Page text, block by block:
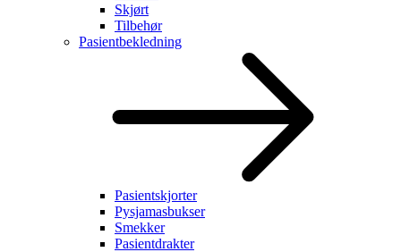
Skjørt
Tilbehør
Pasientbekledning
Pasientskjorter
Pysjamasbukser
Smekker
Pasientdrakter